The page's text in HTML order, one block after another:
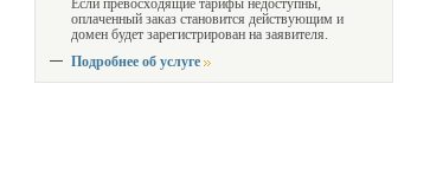
Если превосходящие тарифы недоступны,
оплаченный заказ становится действующим и
домен будет зарегистрирован на заявителя.
Подробнее об услуге